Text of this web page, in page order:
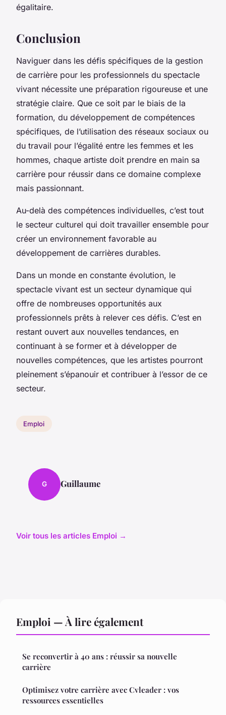
égalitaire.
Conclusion
Naviguer dans les défis spécifiques de la gestion
de carrière pour les professionnels du spectacle
vivant nécessite une préparation rigoureuse et une
stratégie claire. Que ce soit par le biais de la
formation, du développement de compétences
spécifiques, de l’utilisation des réseaux sociaux ou
du travail pour l’égalité entre les femmes et les
hommes, chaque artiste doit prendre en main sa
carrière pour réussir dans ce domaine complexe
mais passionnant.
Au-delà des compétences individuelles, c’est tout
le secteur culturel qui doit travailler ensemble pour
créer un environnement favorable au
développement de carrières durables.
Dans un monde en constante évolution, le
spectacle vivant est un secteur dynamique qui
offre de nombreuses opportunités aux
professionnels prêts à relever ces défis. C’est en
restant ouvert aux nouvelles tendances, en
continuant à se former et à développer de
nouvelles compétences, que les artistes pourront
pleinement s’épanouir et contribuer à l’essor de ce
secteur.
Emploi
G Guillaume
Voir tous les articles Emploi →
Emploi — À lire également
Se reconvertir à 40 ans : réussir sa nouvelle
carrière
Optimisez votre carrière avec Cvleader : vos
ressources essentielles